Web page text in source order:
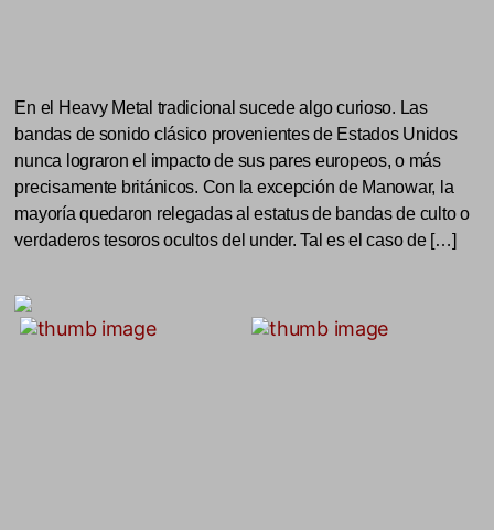
En el Heavy Metal tradicional sucede algo curioso. Las
bandas de sonido clásico provenientes de Estados Unidos
nunca lograron el impacto de sus pares europeos, o más
precisamente británicos. Con la excepción de Manowar, la
mayoría quedaron relegadas al estatus de bandas de culto o
verdaderos tesoros ocultos del under. Tal es el caso de […]